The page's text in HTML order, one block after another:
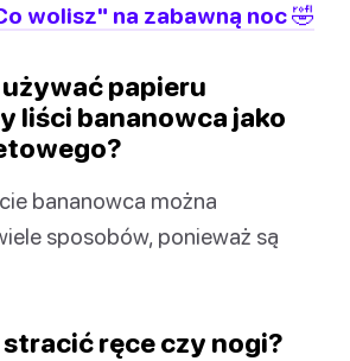
wolisz" na zabawną noc 🤣
używać papieru
liści bananowca jako
bananowca można
sposobów, ponieważ są
stracić ręce czy nogi?